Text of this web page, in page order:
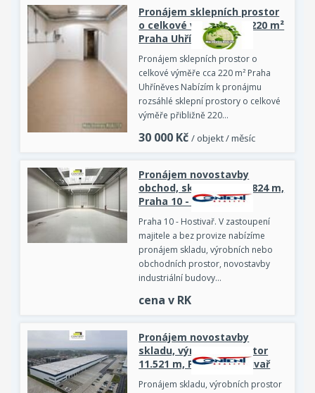
Pronájem sklepních prostor
o celkové výměře cca 220 m²
Praha Uhříněves
Pronájem sklepních prostor o
celkové výměře cca 220 m² Praha
Uhříněves Nabízím k pronájmu
rozsáhlé sklepní prostory o celkové
výměře přibližně 220…
30 000 Kč / objekt / měsíc
Pronájem novostavby
obchod, sklad, výroba 824 m,
Praha 10 - Hostivař
Praha 10 - Hostivař. V zastoupení
majitele a bez provize nabízíme
pronájem skladu, výrobních nebo
obchodních prostor, novostavby
industriální budovy…
cena v RK
Pronájem novostavby
skladu, výrobních prostor
11.521 m, Praha - Hostivař
Pronájem skladu, výrobních prostor